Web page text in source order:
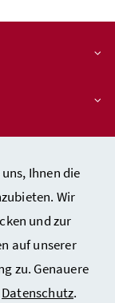
Ihnen die
Wir
und zur
auf unserer
zu. Genauere
Datenschutz.